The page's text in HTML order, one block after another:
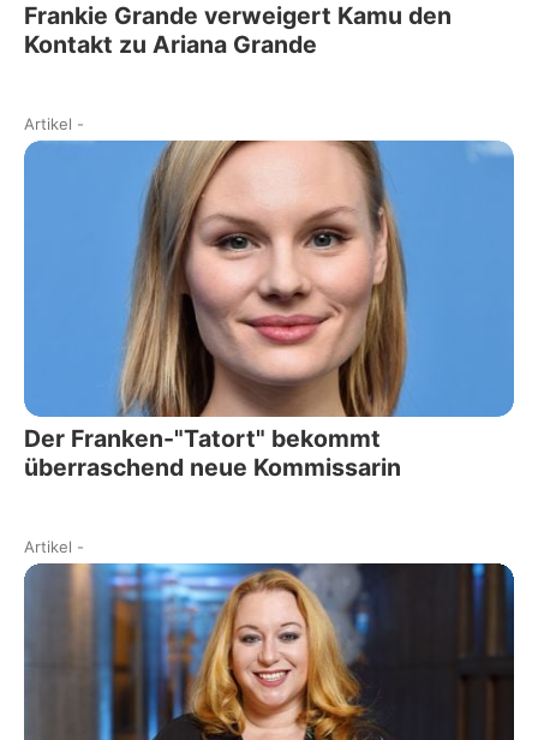
Frankie Grande verweigert Kamu den
Kontakt zu Ariana Grande
Artikel -
Der Franken-"Tatort" bekommt
überraschend neue Kommissarin
Artikel -